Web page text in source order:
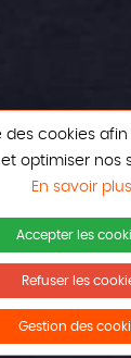
des cookies afin
optimiser nos
En savoir plus
Accepter les
Refuser les
Gestion des